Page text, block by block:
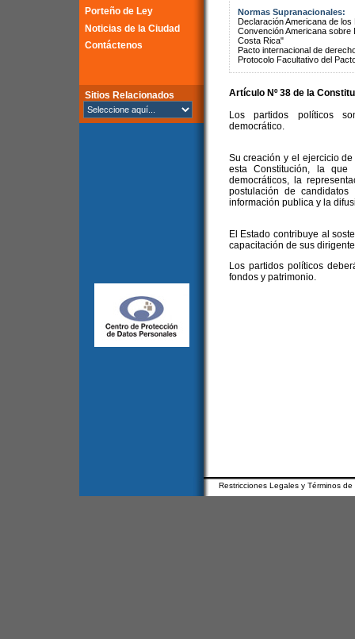
Porteño de Ley
Noticias de la Ciudad
Contáctenos
Sitios Relacionados
Normas Supranacionales:
Declaración Americana de
Convención Americana
Costa Rica"
Pacto internacional de
Protocolo Facultativo del
Artículo Nº 38 de la
Los partidos políticos
democrático.
Su creación y el ejercicio
esta Constitución, la que
democráticos, la
postulación de
información publica y la
El Estado contribuye al
capacitación de sus
Los partidos políticos
fondos y patrimonio.
Restricciones Legales y Términos de